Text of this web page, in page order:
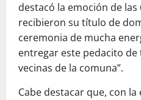
destacó la emoción de
recibieron su título de
ceremonia de mucha
entregar este pedacito
vecinas de la comuna”.
Cabe destacar que, con